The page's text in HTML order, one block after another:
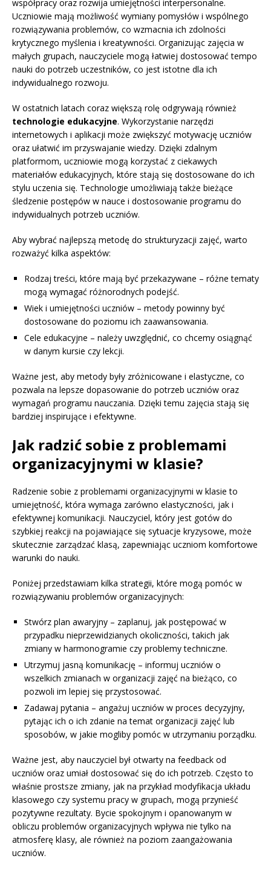
współpracy oraz rozwija umiejętności interpersonalne.
Uczniowie mają możliwość wymiany pomysłów i wspólnego
rozwiązywania problemów, co wzmacnia ich zdolności
krytycznego myślenia i kreatywności. Organizując zajęcia w
małych grupach, nauczyciele mogą łatwiej dostosować tempo
nauki do potrzeb uczestników, co jest istotne dla ich
indywidualnego rozwoju.
W ostatnich latach coraz większą rolę odgrywają również
technologie edukacyjne. Wykorzystanie narzędzi
internetowych i aplikacji może zwiększyć motywację uczniów
oraz ułatwić im przyswajanie wiedzy. Dzięki zdalnym
platformom, uczniowie mogą korzystać z ciekawych
materiałów edukacyjnych, które stają się dostosowane do ich
stylu uczenia się. Technologie umożliwiają także bieżące
śledzenie postępów w nauce i dostosowanie programu do
indywidualnych potrzeb uczniów.
Aby wybrać najlepszą metodę do strukturyzacji zajęć, warto
rozważyć kilka aspektów:
Rodzaj treści, które mają być przekazywane – różne tematy
mogą wymagać różnorodnych podejść.
Wiek i umiejętności uczniów – metody powinny być
dostosowane do poziomu ich zaawansowania.
Cele edukacyjne – należy uwzględnić, co chcemy osiągnąć
w danym kursie czy lekcji.
Ważne jest, aby metody były zróżnicowane i elastyczne, co
pozwala na lepsze dopasowanie do potrzeb uczniów oraz
wymagań programu nauczania. Dzięki temu zajęcia stają się
bardziej inspirujące i efektywne.
Jak radzić sobie z problemami
organizacyjnymi w klasie?
Radzenie sobie z problemami organizacyjnymi w klasie to
umiejętność, która wymaga zarówno elastyczności, jak i
efektywnej komunikacji. Nauczyciel, który jest gotów do
szybkiej reakcji na pojawiające się sytuacje kryzysowe, może
skutecznie zarządzać klasą, zapewniając uczniom komfortowe
warunki do nauki.
Poniżej przedstawiam kilka strategii, które mogą pomóc w
rozwiązywaniu problemów organizacyjnych:
Stwórz plan awaryjny – zaplanuj, jak postępować w
przypadku nieprzewidzianych okoliczności, takich jak
zmiany w harmonogramie czy problemy techniczne.
Utrzymuj jasną komunikację – informuj uczniów o
wszelkich zmianach w organizacji zajęć na bieżąco, co
pozwoli im lepiej się przystosować.
Zadawaj pytania – angażuj uczniów w proces decyzyjny,
pytając ich o ich zdanie na temat organizacji zajęć lub
sposobów, w jakie mogliby pomóc w utrzymaniu porządku.
Ważne jest, aby nauczyciel był otwarty na feedback od
uczniów oraz umiał dostosować się do ich potrzeb. Często to
właśnie prostsze zmiany, jak na przykład modyfikacja układu
klasowego czy systemu pracy w grupach, mogą przynieść
pozytywne rezultaty. Bycie spokojnym i opanowanym w
obliczu problemów organizacyjnych wpływa nie tylko na
atmosferę klasy, ale również na poziom zaangażowania
uczniów.